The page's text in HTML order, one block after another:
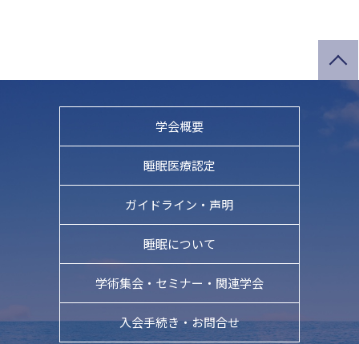
学会概要
睡眠医療認定
ガイドライン・ 声明
睡眠について
学術集会・ セミナー・関連学会
入会手続き・お問合せ